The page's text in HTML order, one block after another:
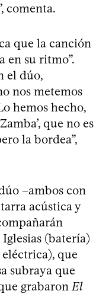
comenta.
que la canción
en su ritmo”.
el dúo,
nos metemos
hemos hecho,
que no es
la bordea”,
–ambos con
acústica y
(batería)
que
subraya que
grabaron El